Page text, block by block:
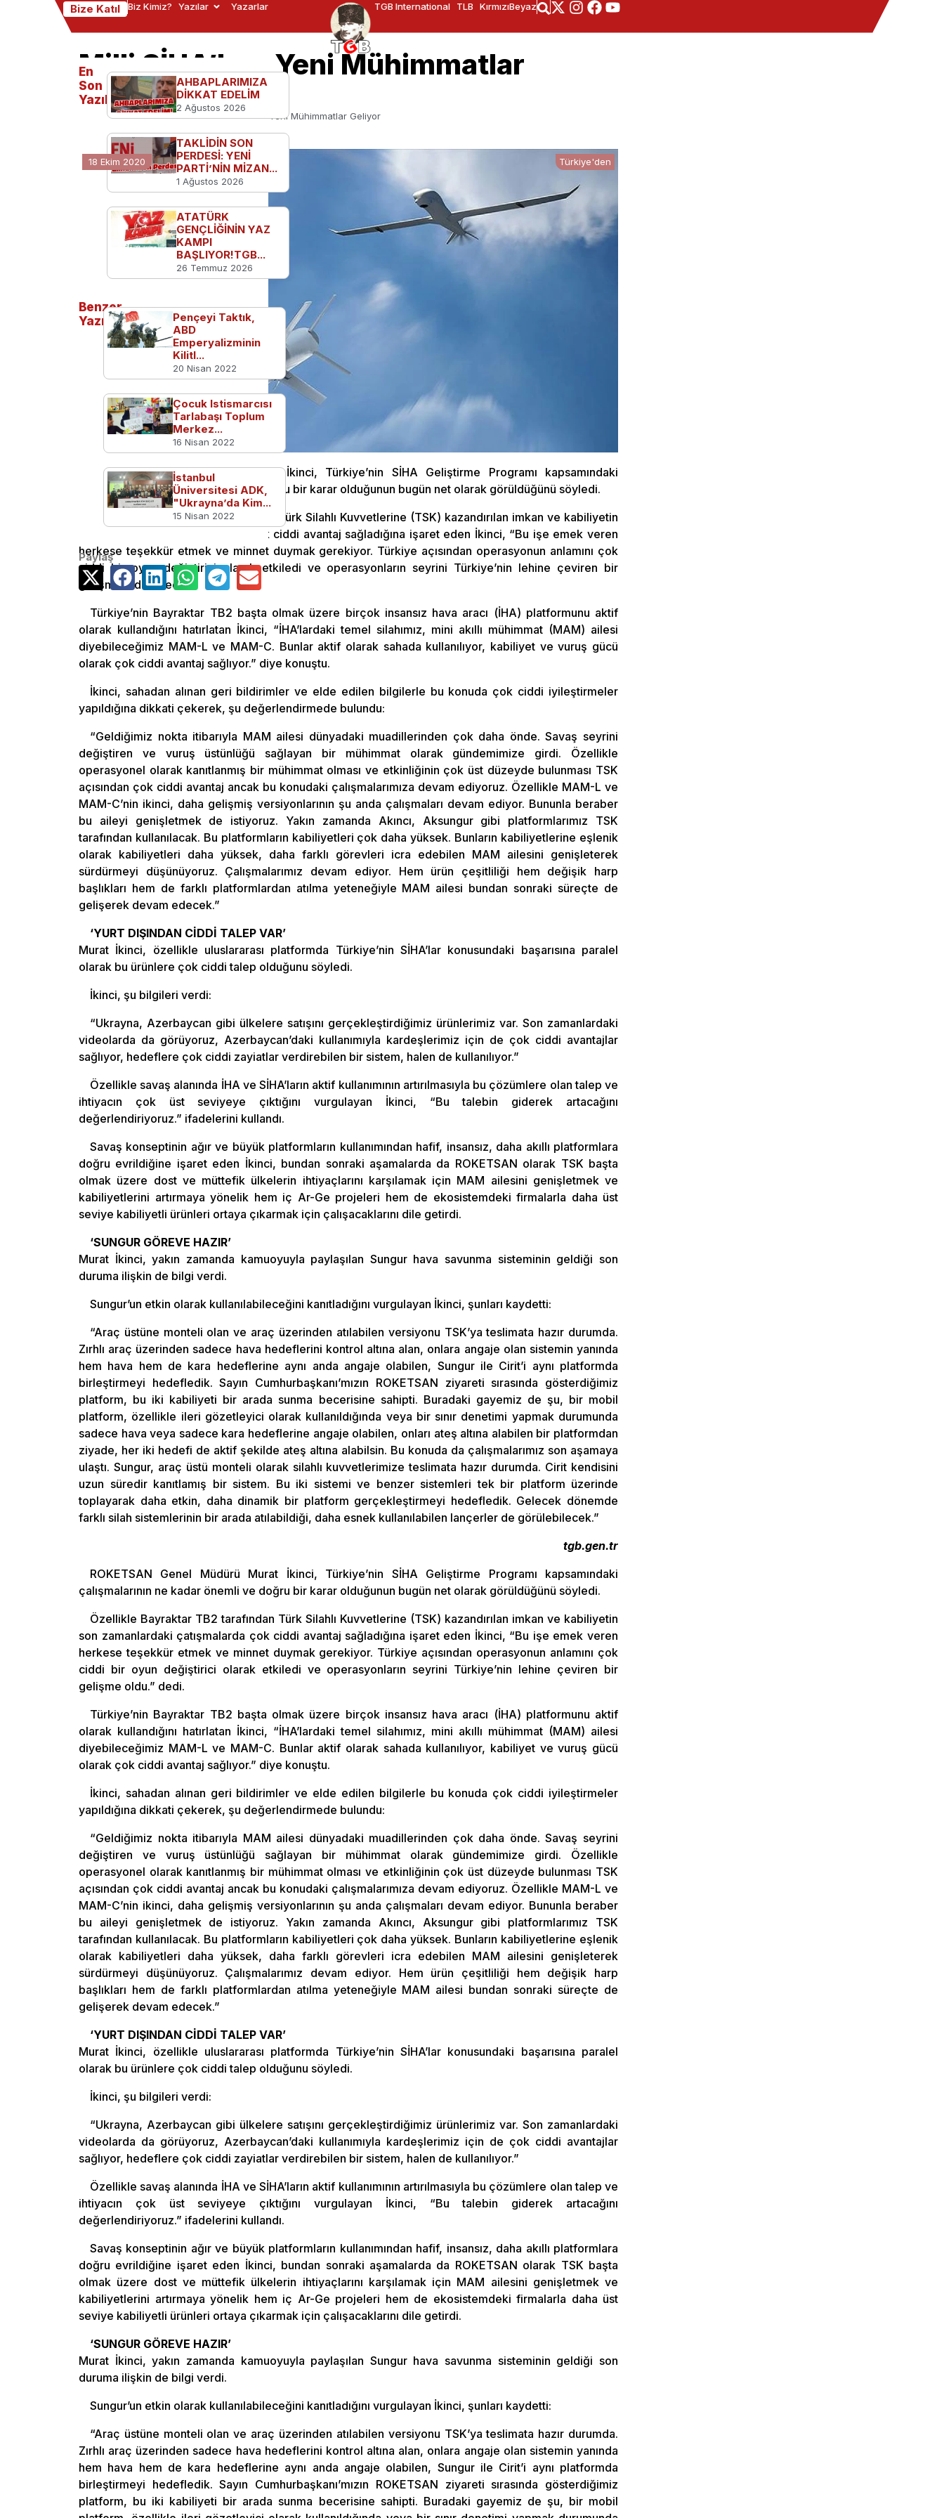
Bize Katıl Biz Kimiz? Yazılar Yazarlar TGB International TLB KırmızıBeyaz
Milli SİHA’lara Yeni Mühimmatlar
Geliyor
Ana Sayfa Türkiye'den Milli SİHA’lara Yeni Mühimmatlar Geliyor
18 Ekim 2020 Türkiye'den
ROKETSAN Genel Müdürü Murat İkinci, Türkiye’nin SİHA Geliştirme Programı kapsamındaki
çalışmalarının ne kadar önemli ve doğru bir karar olduğunun bugün net olarak görüldüğünü söyledi.
Özellikle Bayraktar TB2 tarafından Türk Silahlı Kuvvetlerine (TSK) kazandırılan imkan ve kabiliyetin
son zamanlardaki çatışmalarda çok ciddi avantaj sağladığına işaret eden İkinci, “Bu işe emek veren
herkese teşekkür etmek ve minnet duymak gerekiyor. Türkiye açısından operasyonun anlamını çok
ciddi bir oyun değiştirici olarak etkiledi ve operasyonların seyrini Türkiye’nin lehine çeviren bir
gelişme oldu.” dedi.
Türkiye’nin Bayraktar TB2 başta olmak üzere birçok insansız hava aracı (İHA) platformunu aktif
olarak kullandığını hatırlatan İkinci, “İHA’lardaki temel silahımız, mini akıllı mühimmat (MAM) ailesi
diyebileceğimiz MAM-L ve MAM-C. Bunlar aktif olarak sahada kullanılıyor, kabiliyet ve vuruş gücü
olarak çok ciddi avantaj sağlıyor.” diye konuştu.
İkinci, sahadan alınan geri bildirimler ve elde edilen bilgilerle bu konuda çok ciddi iyileştirmeler
yapıldığına dikkati çekerek, şu değerlendirmede bulundu:
“Geldiğimiz nokta itibarıyla MAM ailesi dünyadaki muadillerinden çok daha önde. Savaş seyrini
değiştiren ve vuruş üstünlüğü sağlayan bir mühimmat olarak gündemimize girdi. Özellikle
operasyonel olarak kanıtlanmış bir mühimmat olması ve etkinliğinin çok üst düzeyde bulunması TSK
açısından çok ciddi avantaj ancak bu konudaki çalışmalarımıza devam ediyoruz. Özellikle MAM-L ve
MAM-C’nin ikinci, daha gelişmiş versiyonlarının şu anda çalışmaları devam ediyor. Bununla beraber
bu aileyi genişletmek de istiyoruz. Yakın zamanda Akıncı, Aksungur gibi platformlarımız TSK
tarafından kullanılacak. Bu platformların kabiliyetleri çok daha yüksek. Bunların kabiliyetlerine eşlenik
olarak kabiliyetleri daha yüksek, daha farklı görevleri icra edebilen MAM ailesini genişleterek
sürdürmeyi düşünüyoruz. Çalışmalarımız devam ediyor. Hem ürün çeşitliliği hem değişik harp
başlıkları hem de farklı platformlardan atılma yeteneğiyle MAM ailesi bundan sonraki süreçte de
gelişerek devam edecek.”
‘YURT DIŞINDAN CİDDİ TALEP VAR’
Murat İkinci, özellikle uluslararası platformda Türkiye’nin SİHA’lar konusundaki başarısına paralel
olarak bu ürünlere çok ciddi talep olduğunu söyledi.
İkinci, şu bilgileri verdi:
“Ukrayna, Azerbaycan gibi ülkelere satışını gerçekleştirdiğimiz ürünlerimiz var. Son zamanlardaki
videolarda da görüyoruz, Azerbaycan’daki kullanımıyla kardeşlerimiz için de çok ciddi avantajlar
sağlıyor, hedeflere çok ciddi zayiatlar verdirebilen bir sistem, halen de kullanılıyor.”
Özellikle savaş alanında İHA ve SİHA’ların aktif kullanımının artırılmasıyla bu çözümlere olan talep ve
ihtiyacın çok üst seviyeye çıktığını vurgulayan İkinci, “Bu talebin giderek artacağını
değerlendiriyoruz.” ifadelerini kullandı.
Savaş konseptinin ağır ve büyük platformların kullanımından hafif, insansız, daha akıllı platformlara
doğru evrildiğine işaret eden İkinci, bundan sonraki aşamalarda da ROKETSAN olarak TSK başta
olmak üzere dost ve müttefik ülkelerin ihtiyaçlarını karşılamak için MAM ailesini genişletmek ve
kabiliyetlerini artırmaya yönelik hem iç Ar-Ge projeleri hem de ekosistemdeki firmalarla daha üst
seviye kabiliyetli ürünleri ortaya çıkarmak için çalışacaklarını dile getirdi.
‘SUNGUR GÖREVE HAZIR’
Murat İkinci, yakın zamanda kamuoyuyla paylaşılan Sungur hava savunma sisteminin geldiği son
duruma ilişkin de bilgi verdi.
Sungur’un etkin olarak kullanılabileceğini kanıtladığını vurgulayan İkinci, şunları kaydetti:
“Araç üstüne monteli olan ve araç üzerinden atılabilen versiyonu TSK’ya teslimata hazır durumda.
Zırhlı araç üzerinden sadece hava hedeflerini kontrol altına alan, onlara angaje olan sistemin yanında
hem hava hem de kara hedeflerine aynı anda angaje olabilen, Sungur ile Cirit’i aynı platformda
birleştirmeyi hedefledik. Sayın Cumhurbaşkanı’mızın ROKETSAN ziyareti sırasında gösterdiğimiz
platform, bu iki kabiliyeti bir arada sunma becerisine sahipti. Buradaki gayemiz de şu, bir mobil
platform, özellikle ileri gözetleyici olarak kullanıldığında veya bir sınır denetimi yapmak durumunda
sadece hava veya sadece kara hedeflerine angaje olabilen, onları ateş altına alabilen bir platformdan
ziyade, her iki hedefi de aktif şekilde ateş altına alabilsin. Bu konuda da çalışmalarımız son aşamaya
ulaştı. Sungur, araç üstü monteli olarak silahlı kuvvetlerimize teslimata hazır durumda. Cirit kendisini
uzun süredir kanıtlamış bir sistem. Bu iki sistemi ve benzer sistemleri tek bir platform üzerinde
toplayarak daha etkin, daha dinamik bir platform gerçekleştirmeyi hedefledik. Gelecek dönemde
farklı silah sistemlerinin bir arada atılabildiği, daha esnek kullanılabilen lançerler de görülebilecek.”
tgb.gen.tr
ROKETSAN Genel Müdürü Murat İkinci, Türkiye’nin SİHA Geliştirme Programı kapsamındaki
çalışmalarının ne kadar önemli ve doğru bir karar olduğunun bugün net olarak görüldüğünü söyledi.
Özellikle Bayraktar TB2 tarafından Türk Silahlı Kuvvetlerine (TSK) kazandırılan imkan ve kabiliyetin
son zamanlardaki çatışmalarda çok ciddi avantaj sağladığına işaret eden İkinci, “Bu işe emek veren
herkese teşekkür etmek ve minnet duymak gerekiyor. Türkiye açısından operasyonun anlamını çok
ciddi bir oyun değiştirici olarak etkiledi ve operasyonların seyrini Türkiye’nin lehine çeviren bir
gelişme oldu.” dedi.
Türkiye’nin Bayraktar TB2 başta olmak üzere birçok insansız hava aracı (İHA) platformunu aktif
olarak kullandığını hatırlatan İkinci, “İHA’lardaki temel silahımız, mini akıllı mühimmat (MAM) ailesi
diyebileceğimiz MAM-L ve MAM-C. Bunlar aktif olarak sahada kullanılıyor, kabiliyet ve vuruş gücü
olarak çok ciddi avantaj sağlıyor.” diye konuştu.
İkinci, sahadan alınan geri bildirimler ve elde edilen bilgilerle bu konuda çok ciddi iyileştirmeler
yapıldığına dikkati çekerek, şu değerlendirmede bulundu:
“Geldiğimiz nokta itibarıyla MAM ailesi dünyadaki muadillerinden çok daha önde. Savaş seyrini
değiştiren ve vuruş üstünlüğü sağlayan bir mühimmat olarak gündemimize girdi. Özellikle
operasyonel olarak kanıtlanmış bir mühimmat olması ve etkinliğinin çok üst düzeyde bulunması TSK
açısından çok ciddi avantaj ancak bu konudaki çalışmalarımıza devam ediyoruz. Özellikle MAM-L ve
MAM-C’nin ikinci, daha gelişmiş versiyonlarının şu anda çalışmaları devam ediyor. Bununla beraber
bu aileyi genişletmek de istiyoruz. Yakın zamanda Akıncı, Aksungur gibi platformlarımız TSK
tarafından kullanılacak. Bu platformların kabiliyetleri çok daha yüksek. Bunların kabiliyetlerine eşlenik
olarak kabiliyetleri daha yüksek, daha farklı görevleri icra edebilen MAM ailesini genişleterek
sürdürmeyi düşünüyoruz. Çalışmalarımız devam ediyor. Hem ürün çeşitliliği hem değişik harp
başlıkları hem de farklı platformlardan atılma yeteneğiyle MAM ailesi bundan sonraki süreçte de
gelişerek devam edecek.”
‘YURT DIŞINDAN CİDDİ TALEP VAR’
Murat İkinci, özellikle uluslararası platformda Türkiye’nin SİHA’lar konusundaki başarısına paralel
olarak bu ürünlere çok ciddi talep olduğunu söyledi.
İkinci, şu bilgileri verdi:
“Ukrayna, Azerbaycan gibi ülkelere satışını gerçekleştirdiğimiz ürünlerimiz var. Son zamanlardaki
videolarda da görüyoruz, Azerbaycan’daki kullanımıyla kardeşlerimiz için de çok ciddi avantajlar
sağlıyor, hedeflere çok ciddi zayiatlar verdirebilen bir sistem, halen de kullanılıyor.”
Özellikle savaş alanında İHA ve SİHA’ların aktif kullanımının artırılmasıyla bu çözümlere olan talep ve
ihtiyacın çok üst seviyeye çıktığını vurgulayan İkinci, “Bu talebin giderek artacağını
değerlendiriyoruz.” ifadelerini kullandı.
Savaş konseptinin ağır ve büyük platformların kullanımından hafif, insansız, daha akıllı platformlara
doğru evrildiğine işaret eden İkinci, bundan sonraki aşamalarda da ROKETSAN olarak TSK başta
olmak üzere dost ve müttefik ülkelerin ihtiyaçlarını karşılamak için MAM ailesini genişletmek ve
kabiliyetlerini artırmaya yönelik hem iç Ar-Ge projeleri hem de ekosistemdeki firmalarla daha üst
seviye kabiliyetli ürünleri ortaya çıkarmak için çalışacaklarını dile getirdi.
‘SUNGUR GÖREVE HAZIR’
Murat İkinci, yakın zamanda kamuoyuyla paylaşılan Sungur hava savunma sisteminin geldiği son
duruma ilişkin de bilgi verdi.
Sungur’un etkin olarak kullanılabileceğini kanıtladığını vurgulayan İkinci, şunları kaydetti:
“Araç üstüne monteli olan ve araç üzerinden atılabilen versiyonu TSK’ya teslimata hazır durumda.
Zırhlı araç üzerinden sadece hava hedeflerini kontrol altına alan, onlara angaje olan sistemin yanında
hem hava hem de kara hedeflerine aynı anda angaje olabilen, Sungur ile Cirit’i aynı platformda
birleştirmeyi hedefledik. Sayın Cumhurbaşkanı’mızın ROKETSAN ziyareti sırasında gösterdiğimiz
platform, bu iki kabiliyeti bir arada sunma becerisine sahipti. Buradaki gayemiz de şu, bir mobil
En
Son
Yazılanlar
AHBAPLARIMIZA
DİKKAT EDELİM
2 Ağustos 2026
TAKLİDİN SON
PERDESİ: YENİ
PARTİ’NİN MİZAN...
1 Ağustos 2026
ATATÜRK
GENÇLİĞİNİN YAZ
KAMPI
BAŞLIYOR!TGB...
26 Temmuz 2026
Benzer
Yazılar
Pençeyi Taktık,
ABD
Emperyalizminin
Kilitl...
20 Nisan 2022
Çocuk Istismarcısı
Tarlabaşı Toplum
Merkez...
16 Nisan 2022
İstanbul
Üniversitesi ADK,
"Ukrayna’da Kim...
15 Nisan 2022
Paylaş